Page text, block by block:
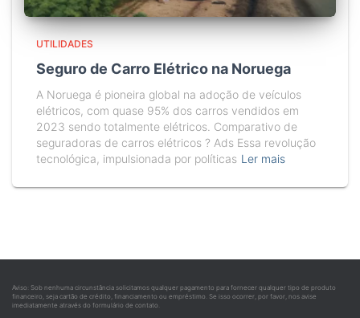
UTILIDADES
Seguro de Carro Elétrico na Noruega
A Noruega é pioneira global na adoção de veículos
elétricos, com quase 95% dos carros vendidos em
2023 sendo totalmente elétricos. Comparativo de
seguradoras de carros elétricos ? Ads Essa revolução
tecnológica, impulsionada por políticas Ler mais
Aviso: Sob nenhuma circunstância solicitamos qualquer pagamento para fornecer qualquer tipo de produto
financeiro, seja cartão de crédito, financiamento ou empréstimo. Se isso ocorrer, por favor, nos avise
imediatamente através do formulário de contato.